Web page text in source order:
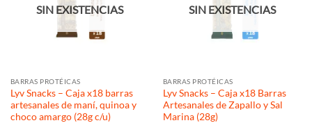
SIN EXISTENCIAS
BARRAS PROTÉICAS
Lyv Snacks – Caja x18 barras
artesanales de maní, quinoa y
choco amargo (28g c/u)
SIN EXISTENCIAS
BARRAS PROTÉICAS
Lyv Snacks – Caja x18 Barras
Artesanales de Zapallo y Sal
Marina (28g)